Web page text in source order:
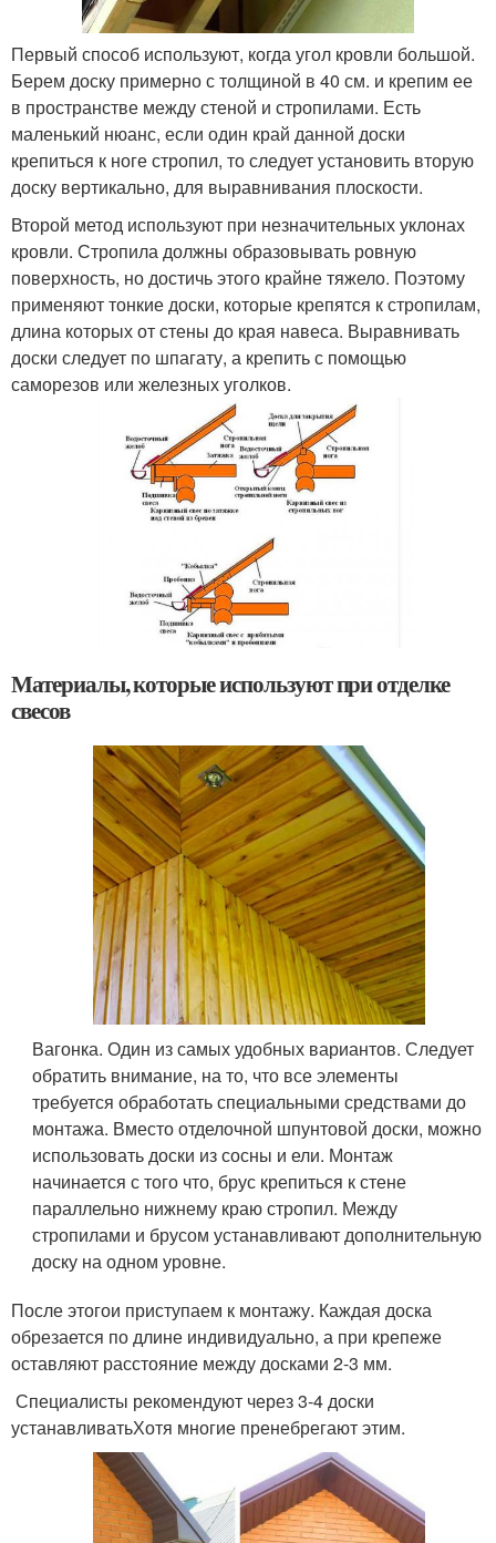
Первый способ используют, когда угол кровли большой.
Берем доску примерно с толщиной в 40 см. и крепим ее
в пространстве между стеной и стропилами. Есть
маленький нюанс, если один край данной доски
крепиться к ноге стропил, то следует установить вторую
доску вертикально, для выравнивания плоскости.
Второй метод используют при незначительных уклонах
кровли. Стропила должны образовывать ровную
поверхность, но достичь этого крайне тяжело. Поэтому
применяют тонкие доски, которые крепятся к стропилам,
длина которых от стены до края навеса. Выравнивать
доски следует по шпагату, а крепить с помощью
саморезов или железных уголков.
Материалы, которые используют при отделке
свесов
Вагонка. Один из самых удобных вариантов. Следует
обратить внимание, на то, что все элементы
требуется обработать специальными средствами до
монтажа. Вместо отделочной шпунтовой доски, можно
использовать доски из сосны и ели. Монтаж
начинается с того что, брус крепиться к стене
параллельно нижнему краю стропил. Между
стропилами и брусом устанавливают дополнительную
доску на одном уровне.
После этогои приступаем к монтажу. Каждая доска
обрезается по длине индивидуально, а при крепеже
оставляют расстояние между досками 2-3 мм.
Специалисты рекомендуют через 3-4 доски
устанавливатьХотя многие пренебрегают этим.